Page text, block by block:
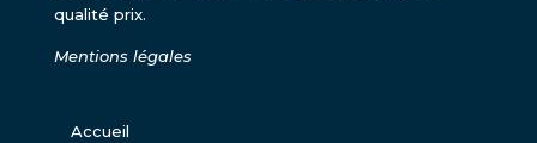
qualité prix.
Mentions légales
Accueil